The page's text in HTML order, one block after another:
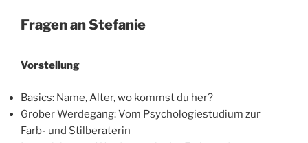
Fragen an Stefanie
Vorstellung
Basics: Name, Alter, wo kommst du her?
Grober Werdegang: Vom Psychologiestudium zur
Farb- und Stilberaterin